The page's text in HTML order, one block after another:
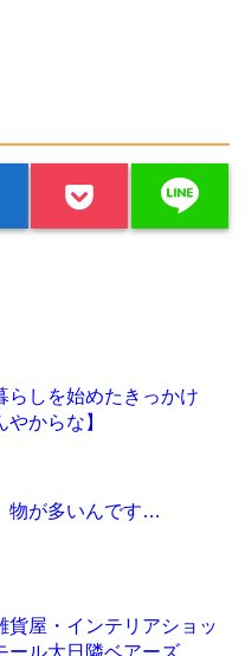
line
しを始めたきっかけ
やからな】
物が多いんです…
貨屋・インテリアショッ
ール大日隣ベアーズ